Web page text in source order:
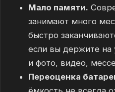
Мало памяти.
занимают много
быстро
если вы держите на
и фото, видео,
Переоценка